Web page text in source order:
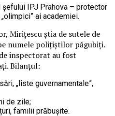
șefului IPJ Prahova – protector
ai academiei.
Mirițescu știa de sutele de
numele polițiștilor păgubiți.
inspectorat au fost
Bilanțul:
„liste guvernamentale”,
de zile;
familii prăbușite.